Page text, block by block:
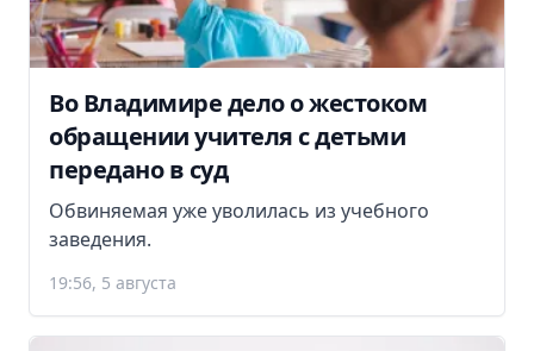
Во Владимире дело о жестоком
обращении учителя с детьми
передано в суд
Обвиняемая уже уволилась из учебного
заведения.
19:56, 5 августа